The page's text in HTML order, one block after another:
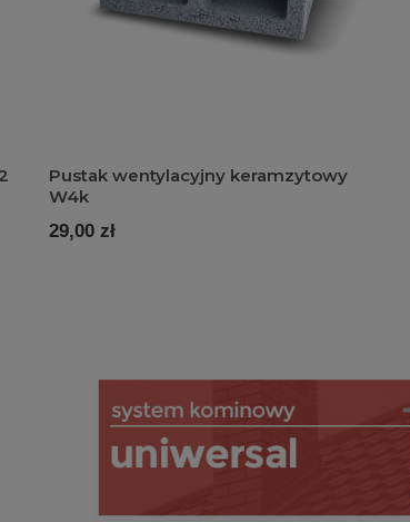
Pustak wentylacyjny keramzytowy
W4k
29,00 zł